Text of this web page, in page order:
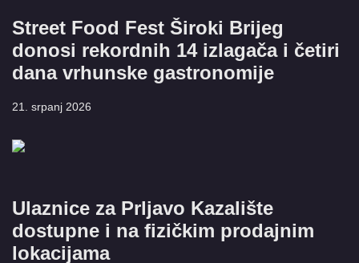
Street Food Fest Široki Brijeg
donosi rekordnih 14 izlagača i četiri
dana vrhunske gastronomije
21. srpanj 2026
Ulaznice za Prljavo Kazalište
dostupne i na fizičkim prodajnim
lokacijama